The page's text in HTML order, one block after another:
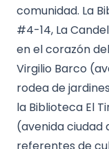
comunidad. La
#4-14, La
en el corazón
Virgilio Barco
rodea de
la Biblioteca El
(avenida ciudad
referentes de